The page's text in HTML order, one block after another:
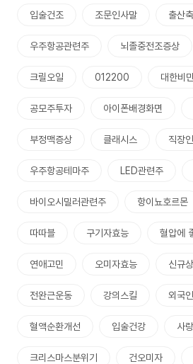
입술건조 조문인사말 출산
우주항공관련주 뇌졸중전조증상
크릴오일 012200 대한비
공모주투자 아이폰배경화면
부정맥증상 클래시스 직장
우주항공테마주 LED관련주
바이오시밀러관련주 항이뇨호르몬
따따블 구기자효능 혈압에
연애고민 오미자효능 신규
전완근운동 강의스킬 외국
혈액순환개선 입술건강 사
크리스마스분위기 건오미자